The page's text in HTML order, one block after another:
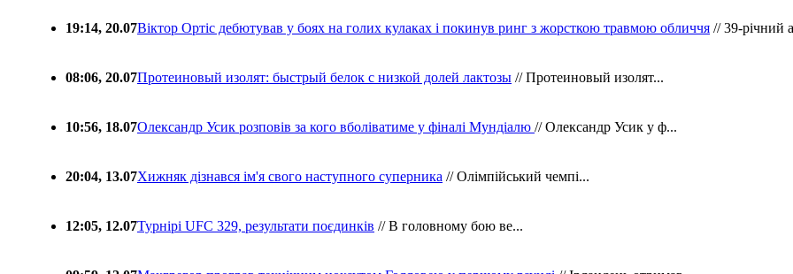
19:14, 20.07Віктор Ортіс дебютував у боях на голих кулаках і покинув ринг з жорсткою травмою обличчя // 39-річний
08:06, 20.07Протеиновый изолят: быстрый белок с низкой долей лактозы // Протеиновый изолят...
10:56, 18.07Олександр Усик розповів за кого вболіватиме у фіналі Мундіалю // Олександр Усик у ф...
20:04, 13.07Хижняк дізнався ім'я свого наступного суперника // Олімпійський чемпі...
12:05, 12.07Турнірі UFC 329, результати поєдинків // В головному бою ве...